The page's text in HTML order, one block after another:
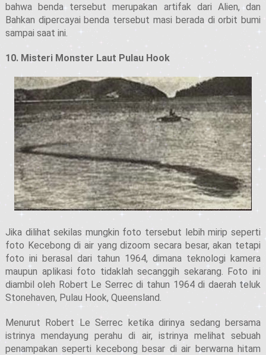
bahwa benda tersebut merupakan artifak dari Alien, dan
Bahkan dipercayai benda tersebut masi berada di orbit bumi
sampai saat ini.
10. Misteri Monster Laut Pulau Hook
Jika dilihat sekilas mungkin foto tersebut lebih mirip seperti
foto Kecebong di air yang dizoom secara besar, akan tetapi
foto ini berasal dari tahun 1964, dimana teknologi kamera
maupun aplikasi foto tidaklah secanggih sekarang. Foto ini
diambil oleh Robert Le Serrec di tahun 1964 di daerah teluk
Stonehaven, Pulau Hook, Queensland.
Menurut Robert Le Serrec ketika dirinya sedang bersama
istrinya mendayung perahu di air, istrinya melihat sebuah
penampakan seperti kecebong besar di air berwarna hitam